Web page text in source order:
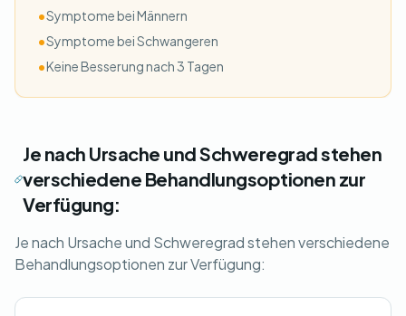
•Symptome bei Männern
•Symptome bei Schwangeren
•Keine Besserung nach 3 Tagen
Je nach Ursache und Schweregrad stehen
verschiedene Behandlungsoptionen zur
Verfügung:
Je nach Ursache und Schweregrad stehen verschiedene
Behandlungsoptionen zur Verfügung: